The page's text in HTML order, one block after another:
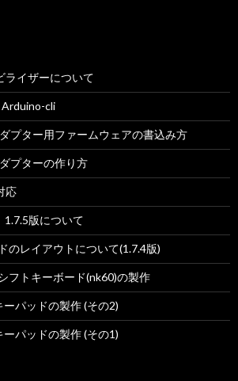
ライザーについて
cli
プター用ファームウェアの書込み方
プターの作り方
応
1.7.5版について
のレイアウトについて(1.7.4版)
フトキーボード(nk60)の製作
パッドの製作 (その2)
パッドの製作 (その1)